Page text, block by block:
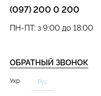
(097) 200 0 200
ОБРАТНЫЙ ЗВОНОК
ПН-ПТ: з 9:00 до 18:00
Укр Рус